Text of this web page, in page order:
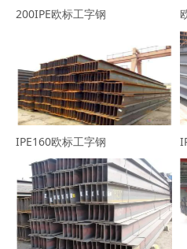
200IPE欧标工字钢
IPE160欧标工字钢